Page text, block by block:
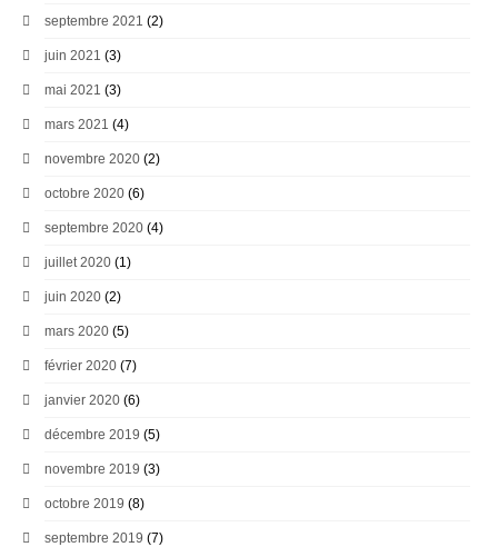
septembre 2021 (2)
juin 2021 (3)
mai 2021 (3)
mars 2021 (4)
novembre 2020 (2)
octobre 2020 (6)
septembre 2020 (4)
juillet 2020 (1)
juin 2020 (2)
mars 2020 (5)
février 2020 (7)
janvier 2020 (6)
décembre 2019 (5)
novembre 2019 (3)
octobre 2019 (8)
septembre 2019 (7)